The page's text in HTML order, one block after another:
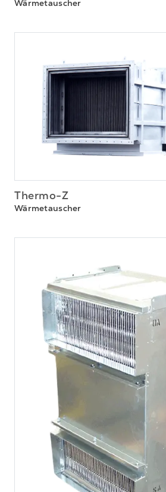
Wärmetauscher
Thermo-Z
Wärmetauscher